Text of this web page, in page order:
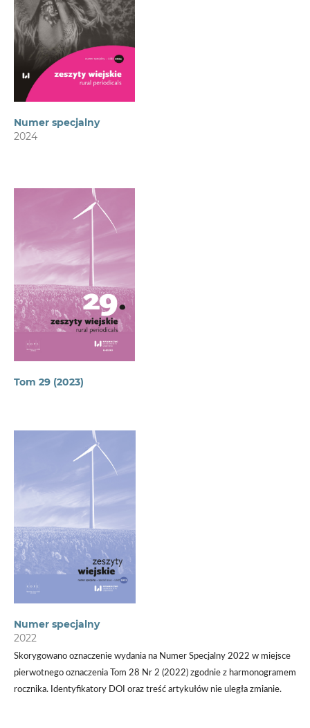
Numer specjalny
2024
Tom 29 (2023)
Numer specjalny
2022
Skorygowano oznaczenie wydania na Numer Specjalny 2022 w miejsce
pierwotnego oznaczenia Tom 28 Nr 2 (2022) zgodnie z harmonogramem
rocznika. Identyfikatory DOI oraz treść artykułów nie uległa zmianie.